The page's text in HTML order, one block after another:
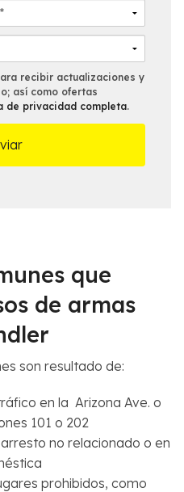
recibir actualizaciones y
así como ofertas
de privacidad completa.
que
de armas
son resultado de:
en la Arizona Ave. o
101 o 202
no relacionado o en
prohibidos, como